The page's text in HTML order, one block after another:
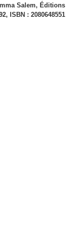
Salem, Éditions
ISBN : 2080648551